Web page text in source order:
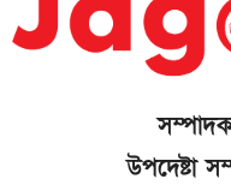
উপদেষ্টা